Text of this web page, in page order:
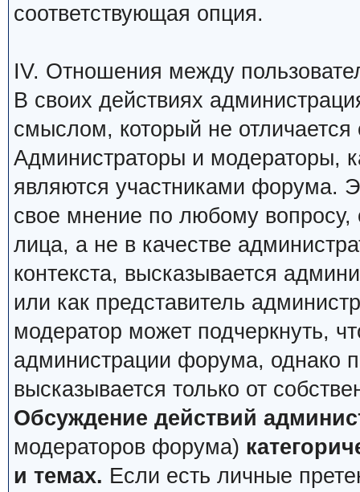
соответствующая опция.
IV. Отношения между
В своих действиях
смыслом, который не отличается
Администраторы и модераторы,
являются участниками форума.
свое мнение по любому
лица, а не в качестве
контекста, высказывается
или как представитель
модератор может подчеркнуть,
администрации форума, однако
высказывается только от
Обсуждение действий
модераторов форума)
и темах. Если есть личные